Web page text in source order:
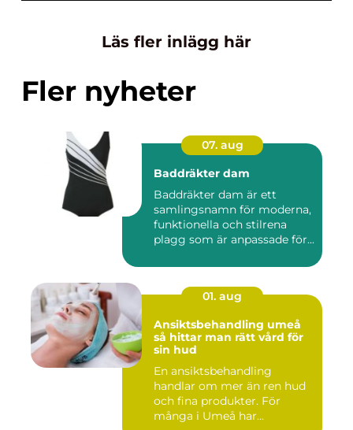
Läs fler inlägg här
Fler nyheter
07. aug
Baddräkter dam
Baddräkter dam är ett
samlingsnamn för moderna,
funktionella och stilrena
plagg som är anpassade för...
01. aug
Ansiktsbehandling umeå
så hittar man rätt vård för
sin hud
En ansiktsbehandling
handlar om mer än ren hud
och fina produkter. För
många i Umeå har